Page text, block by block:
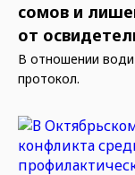
сомов и
от
В отношении
протокол.